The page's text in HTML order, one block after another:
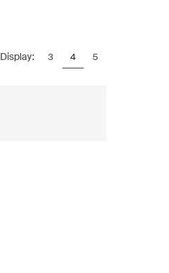
Display: 3 4 5